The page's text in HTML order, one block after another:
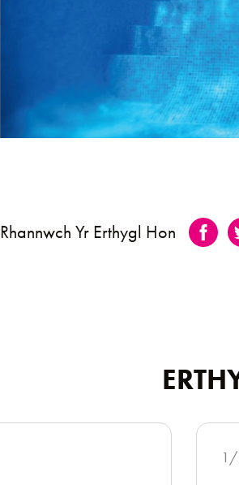
Rhannwch Yr Erthygl Hon